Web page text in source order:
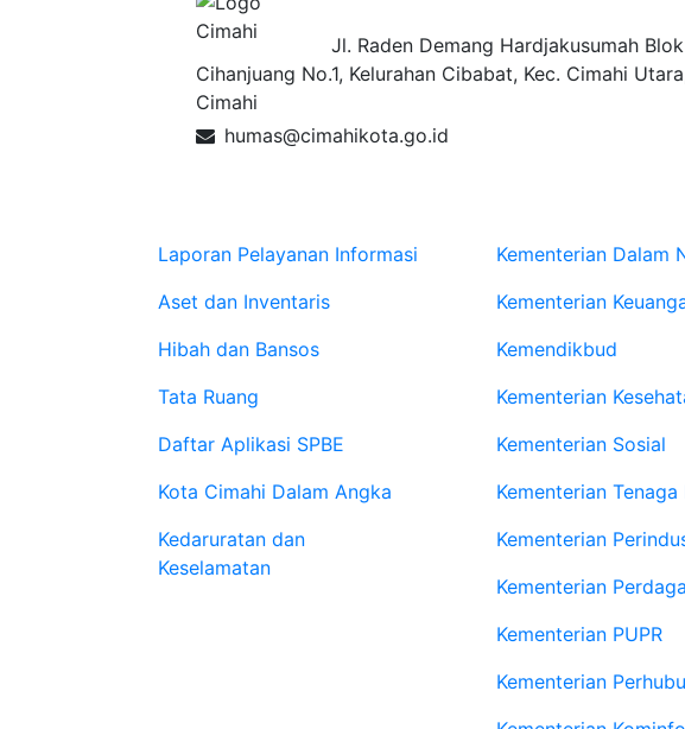
Jl. Raden Demang Hardjakusumah
Cihanjuang No.1, Kelurahan Cibabat, Kec. Cimahi
Cimahi
humas@cimahikota.go.id
Laporan Pelayanan Informasi
Aset dan Inventaris
Hibah dan Bansos
Tata Ruang
Daftar Aplikasi SPBE
Kota Cimahi Dalam Angka
Kedaruratan dan
Keselamatan
Kementerian Dalam
Kementerian
Kemendikbud
Kementerian
Kementerian Sosial
Kementerian Tenaga
Kementerian
Kementerian
Kementerian PUPR
Kementerian